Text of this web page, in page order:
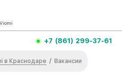
+7 (861) 299-37-61
в Краснодаре / Вакансии